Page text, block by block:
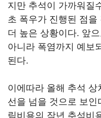
지만 추석이 가까워질
초 폭우가 진행된 점을
더 높은 상황이다. 앞
아니라 폭염까지 예보
된다.
이에따라 올해 추석 상
선을 넘을 것으로 보
림비용의 작년 추석비